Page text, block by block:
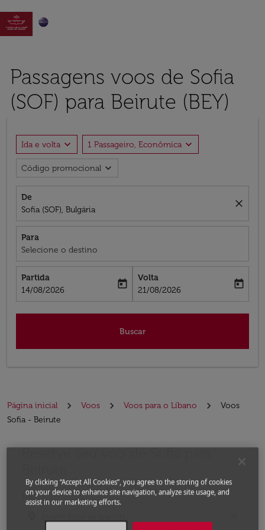

Passagens voos de Sofia
(SOF) para Beirute (BEY)
Ida e volta expand_more 1 Passageiro, Econômica expand_more
Código promocional expand_more
De
Sofia (SOF), Bulgária
close
Para
Selecione o destino
Partida
fc-booking-departure-date-aria-label
14/08/2026
today
Volta
fc-booking-return-date-aria-label
21/08/2026
today
Buscar
Página inicial Voos Voos para o Líbano
Voos
Sofia - Beirute
Reserve seu voo de Sofia para
De
Experimente atualizar a rota (partida e/ou destino)
By clicking “Accept All Cookies”, you agree to the storing of cookies
on your device to enhance site navigation, analyze site usage, and
assist in our marketing efforts.